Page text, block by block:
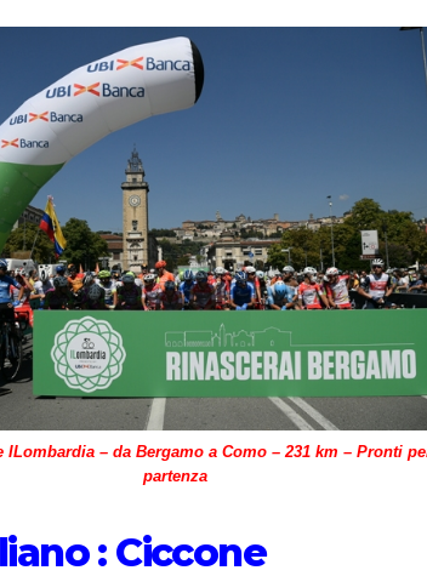
ILombardia – da Bergamo a Como – 231 km – Pronti
partenza
: Ciccone